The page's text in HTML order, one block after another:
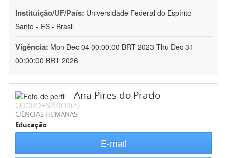
Instituição/UF/País: Universidade Federal do Espírito
Santo - ES - Brasil
Vigência: Mon Dec 04 00:00:00 BRT 2023-Thu Dec 31
00:00:00 BRT 2026
Ana Pires do Prado
COORDENADOR(A)
CIÊNCIAS HUMANAS
Educação
E-mail